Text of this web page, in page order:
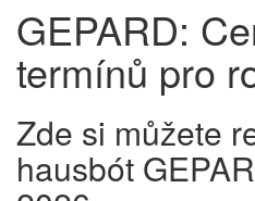
GEPARD:
termínů pro
Zde si můžete
hausbót